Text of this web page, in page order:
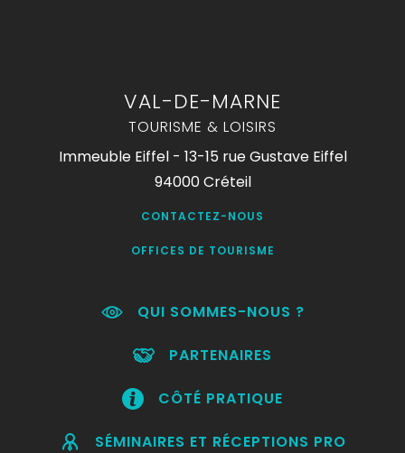
VAL-DE-MARNE
TOURISME & LOISIRS
Immeuble Eiffel - 13-15 rue Gustave Eiffel
94000 Créteil
CONTACTEZ-NOUS
OFFICES DE TOURISME
QUI SOMMES-NOUS ?
PARTENAIRES
CÔTÉ PRATIQUE
SÉMINAIRES ET RÉCEPTIONS PRO